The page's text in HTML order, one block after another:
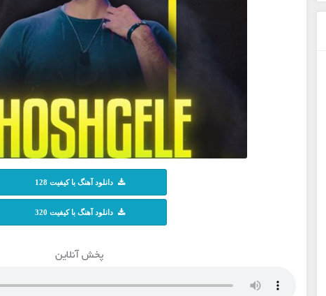
دانلود آهنگ با کیفیت 128
دانلود آهنگ با کیفیت 320
پخش آنلاین